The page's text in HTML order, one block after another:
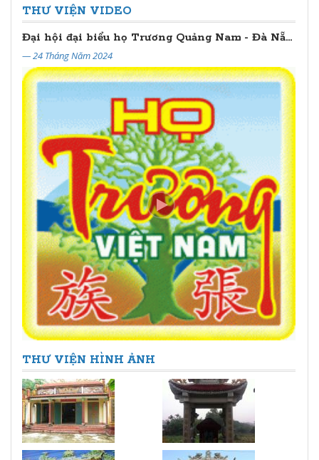
THƯ VIỆN VIDEO
Đại hội đại biểu họ Trương Quảng Nam - Đà Nẵng lần thứ II (2024 - 2029)
— 24 Tháng Năm 2024
THƯ VIỆN HÌNH ẢNH